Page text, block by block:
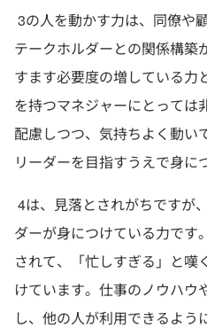
3の人を動かす力は、同僚や
テークホルダーとの関係構築
すます必要度の増している力
を持つマネジャーにとっては
配慮しつつ、気持ちよく動い
リーダーを目指すうえで身に
4は、見落とされがちですが
ダーが身につけている力です
されて、「忙しすぎる」と嘆
けています。仕事のノウハウ
し、他の人が利用できるよう